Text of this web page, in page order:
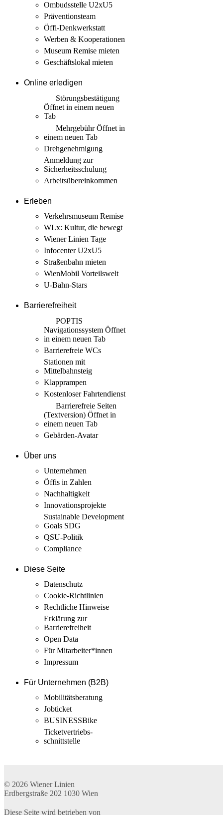
Ombudsstelle U2xU5
Präventionsteam
Öffi-Denkwerkstatt
Werben & Kooperationen
Museum Remise mieten
Geschäftslokal mieten
Online erledigen
Störungs­bestätigung
Öffnet in einem neuen
Tab
MehrgebührÖffnet in
einem neuen Tab
Drehgenehmigung
Anmeldung zur
Sicherheits­schulung
Arbeits­übereinkommen
Erleben
Verkehrsmuseum Remise
WLx: Kultur, die bewegt
Wiener Linien Tage
Infocenter U2xU5
Straßenbahn mieten
WienMobil Vorteilswelt
U-Bahn-Stars
Barrierefreiheit
POPTIS
Navigationssystem Öffnet
in einem neuen Tab
Barrierefreie WCs
Stationen mit
Mittelbahnsteig
Klapprampen
Kostenloser Fahrtendienst
Barrierefreie Seiten
(Textversion) Öffnet in
einem neuen Tab
Gebärden-Avatar
Über uns
Unternehmen
Öffis in Zahlen
Nachhaltigkeit
Innovations­projekte
Sustainable Development
Goals SDG
QSU-Politik
Compliance
Diese Seite
Datenschutz
Cookie-Richtlinien
Rechtliche Hinweise
Erklärung zur
Barrierefreiheit
Open Data
Für Mitarbeiter­*innen
Impressum
Für Unternehmen (B2B)
Mobilitäts­beratung
Jobticket
BUSINESSBike
Ticketvertriebs­
schnittstelle
© 2026 Wiener Linien
Erdbergstraße 202 1030 Wien
Diese Seite wird betrieben von